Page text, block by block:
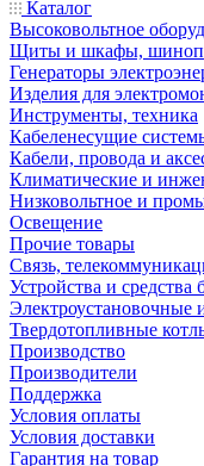
Каталог
Высоковольтное
Щиты и шкафы,
Генераторы
Изделия для
Инструменты, техника
Кабеленесущие
Кабели, провода и
Климатические и
Низковольтное и
Освещение
Прочие товары
Связь,
Устройства и средства
Электроустановочные
Твердотопливные
Производство
Производители
Поддержка
Условия оплаты
Условия доставки
Гарантия на товар